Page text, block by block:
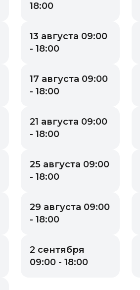
18:00
13 августа 09:00
- 18:00
17 августа 09:00
- 18:00
21 августа 09:00
- 18:00
25 августа 09:00
- 18:00
29 августа 09:00
- 18:00
2 сентября
09:00 - 18:00